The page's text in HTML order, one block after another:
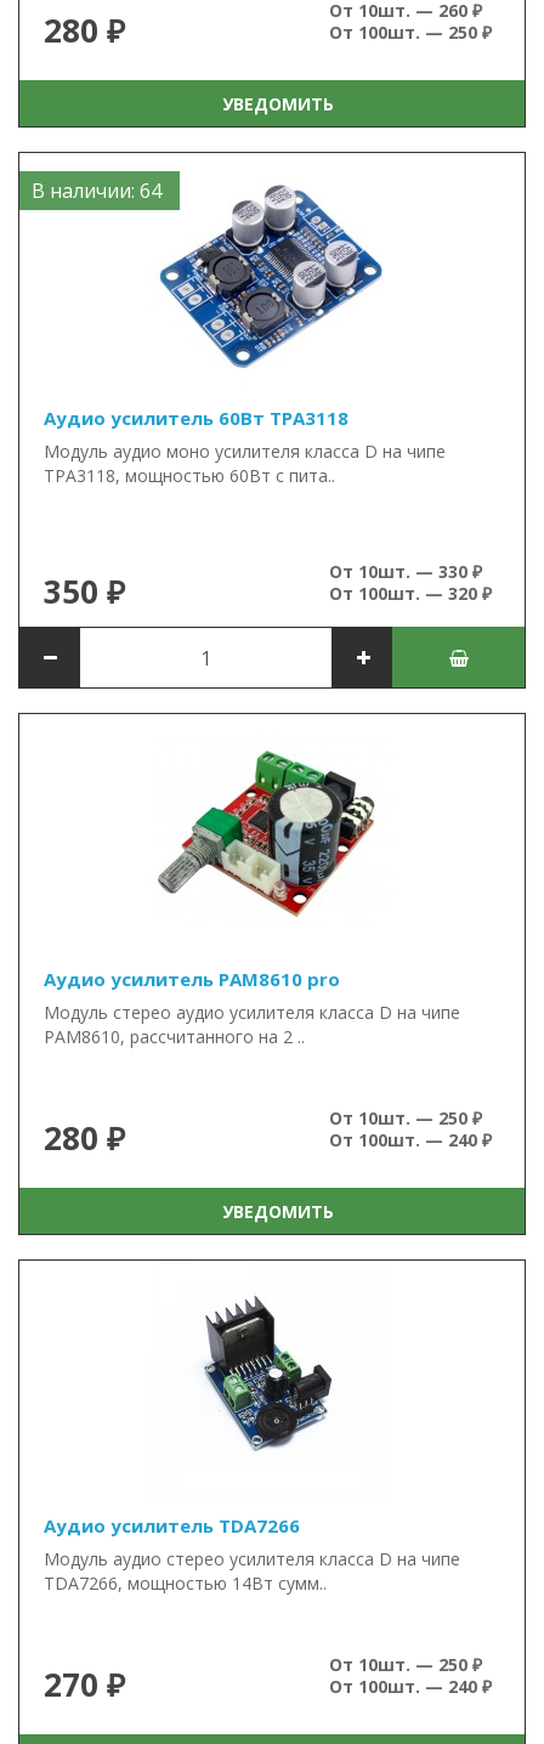
280 ₽
От 10шт. — 260 ₽
От 100шт. — 250 ₽
УВЕДОМИТЬ
В наличии: 64
Аудио усилитель 60Вт TPA3118
Модуль аудио моно усилителя класса D на чипе
TPA3118, мощностью 60Вт с пита..
350 ₽
От 10шт. — 330 ₽
От 100шт. — 320 ₽
Аудио усилитель PAM8610 pro
Модуль стерео аудио усилителя класса D на чипе
PAM8610, рассчитанного на 2 ..
280 ₽
От 10шт. — 250 ₽
От 100шт. — 240 ₽
УВЕДОМИТЬ
Аудио усилитель TDA7266
Модуль аудио стерео усилителя класса D на чипе
TDA7266, мощностью 14Вт сумм..
270 ₽
От 10шт. — 250 ₽
От 100шт. — 240 ₽